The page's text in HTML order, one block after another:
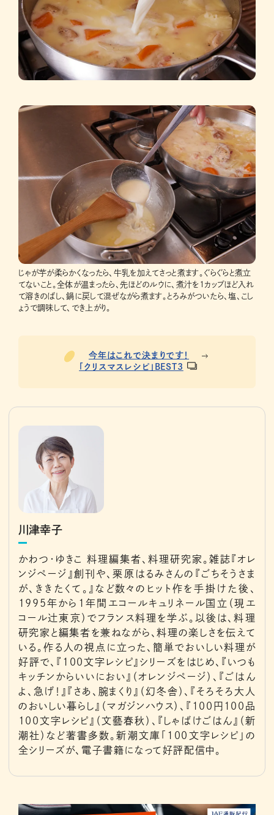
じゃが芋が柔らかくなったら、牛乳を加えてさっと煮ます。ぐらぐらと煮立
てないこと。全体が温まったら、先ほどのルウに、煮汁を1カップほど入れ
て溶きのばし、鍋に戻して混ぜながら煮ます。とろみがついたら、塩、こし
ょうで調味して、でき上がり。
今年はこれで決まりです！
「クリスマスレシピ」BEST3
川津幸子
かわつ・ゆきこ 料理編集者、料理研究家。雑誌『オレ
ンジページ』創刊や、栗原はるみさんの『ごちそうさま
が、ききたくて。』など数々のヒット作を手掛けた後、
1995年から1年間エコールキュリネール国立（現エ
コール辻東京）でフランス料理を学ぶ。以後は、料理
研究家と編集者を兼ねながら、料理の楽しさを伝えて
いる。作る人の視点に立った、簡単でおいしい料理が
好評で、『100文字レシピ』シリーズをはじめ、『いつも
キッチンからいいにおい』（オレンジページ）、『ごはん
よ、急げ！』『さあ、腕まくり』（幻冬舎）、『そろそろ大人
のおいしい暮らし』（マガジンハウス）、『100円100品
100文字レシピ』（文藝春秋）、『しゃばけごはん』（新
潮社）など著書多数。新潮文庫「100文字レシピ」の
全シリーズが、電子書籍になって好評配信中。